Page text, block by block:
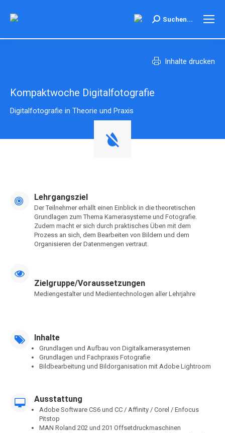
Search:
Suchen...
Inhalte drucken
Kompaktwoche Digitalfotografie
Digitalfotografie in Theorie und Praxis
Lehrgangsziel
Der Teilnehmer erhällt einen Einblick in die theoretischen
Grundlagen zum Thema Kamerasysteme und Fotografie.
Zudem macht er sich durch praktisches Üben mit dem
Prozess an sich, dem Bearbeiten von Bildern und dem
Organisieren der Datenmengen vertraut.
Zielgruppe/Voraussetzungen
Mediengestalter und Medientechnologen aller Lehrjahre
Inhalte
Grundlagen und Aufbau von Digitalkamerasystemen
Grundlagen und Fachpraxis Fotografie
Bildbearbeitung und Bildorganisation mit Adobe Lightroom
Ausstattung
Adobe Software CS6 und CC / Affinity / Corel / Enfocus
Pitstop
MAN Roland 202 und 201 Offsetdruckmaschinen